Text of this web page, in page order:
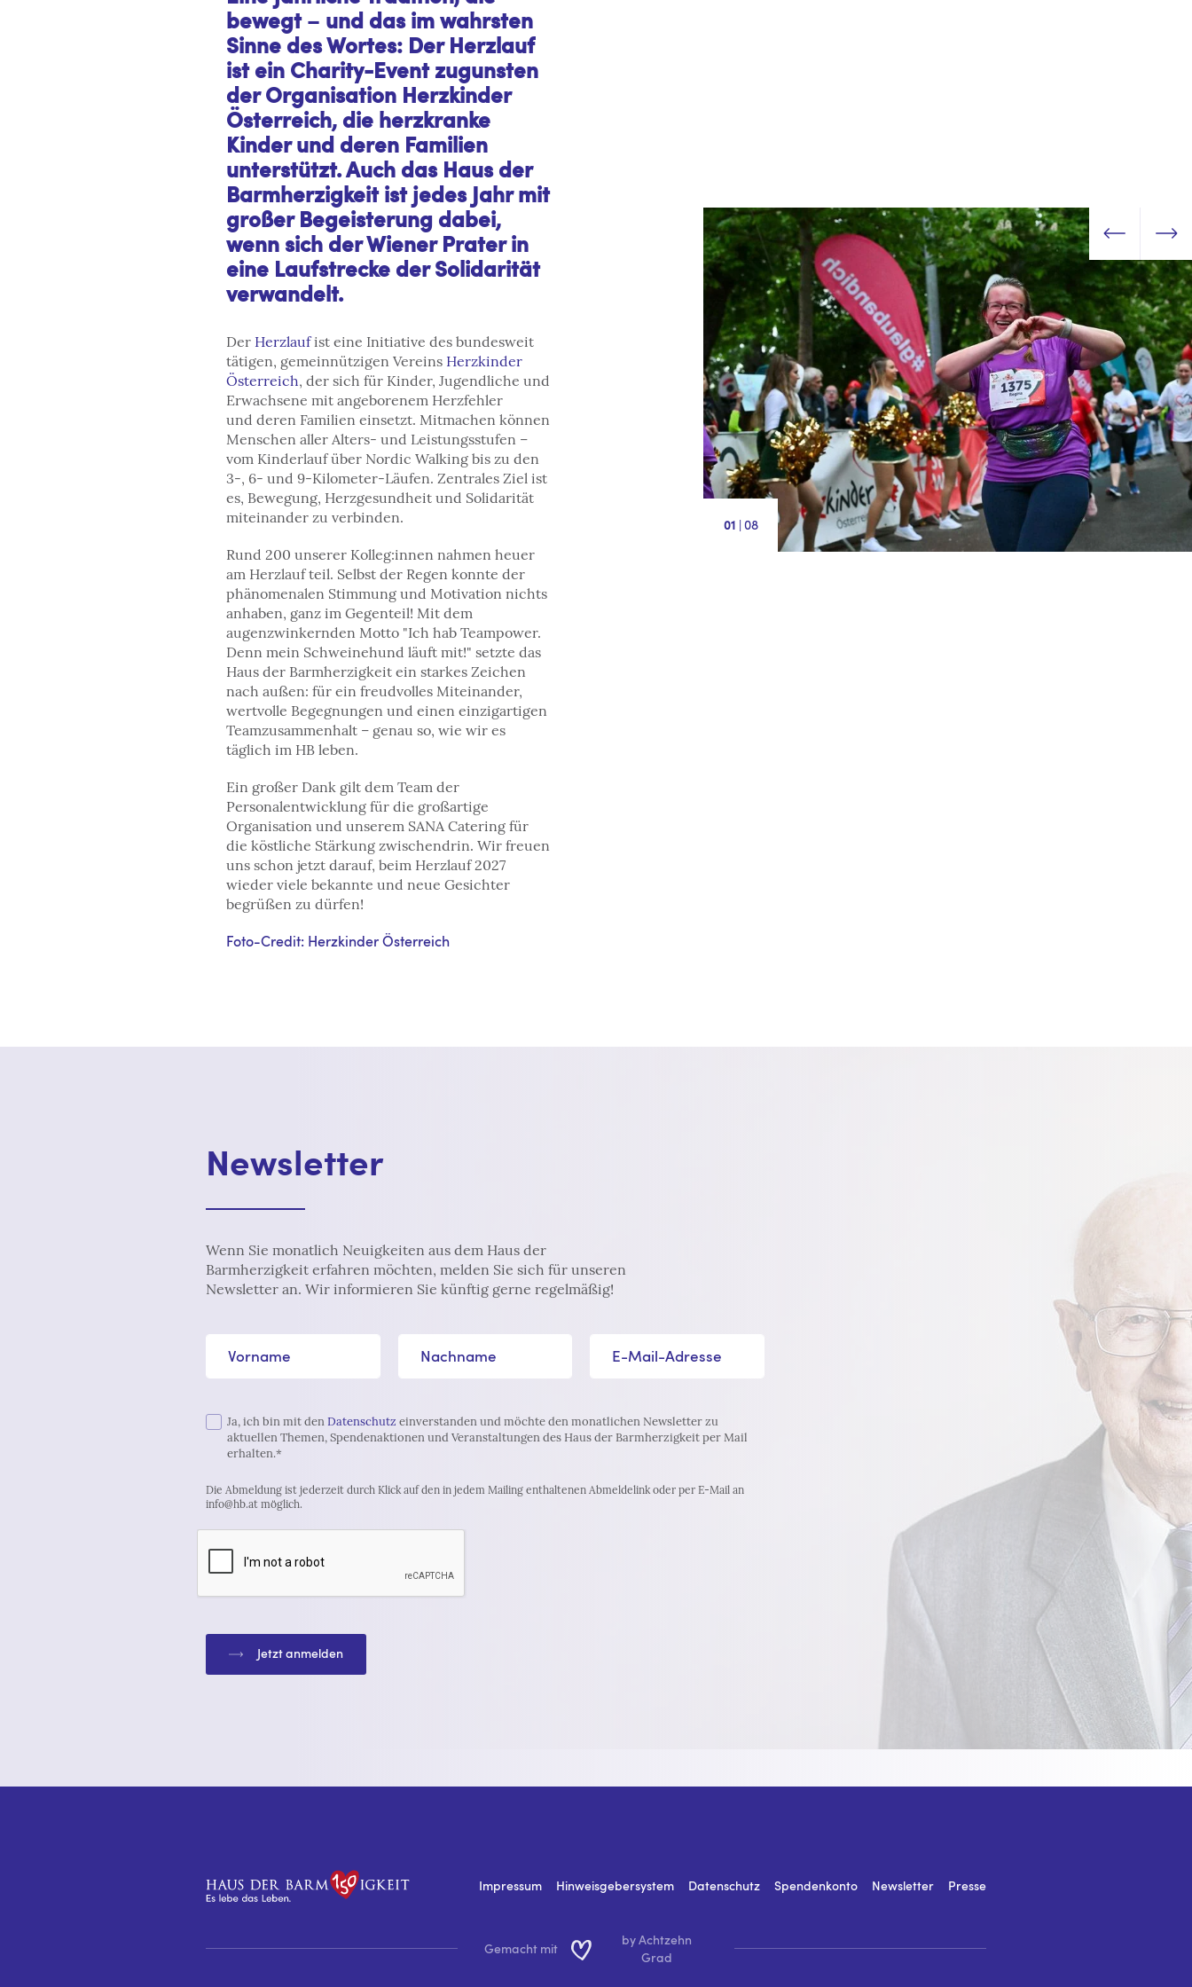
bewegt – und das im wahrsten
Sinne des Wortes: Der Herzlauf
ist ein Charity-Event zugunsten
der Organisation Herzkinder
Österreich, die herzkranke
Kinder und deren Familien
unterstützt. Auch das Haus der
Barmherzigkeit ist jedes Jahr mit
großer Begeisterung dabei,
wenn sich der Wiener Prater in
eine Laufstrecke der Solidarität
verwandelt.
Der Herzlaufist eine Initiative des bundesweit
tätigen, gemeinnützigen Vereins Herzkinder
Österreich, der sich für Kinder, Jugendliche und
Erwachsene mit angeborenem Herzfehler
und deren Familien einsetzt. Mitmachen können
Menschen aller Alters- und Leistungsstufen –
vom Kinderlauf über Nordic Walking bis zu den
3‑, 6‑ und 9‑Kilometer‑Läufen. Zentrales Ziel ist
es, Bewegung, Herzgesundheit und Solidarität
miteinander zu verbinden.
Rund 200 unserer Kolleg:innen nahmen heuer
am Herzlauf teil. Selbst der Regen konnte der
phänomenalen Stimmung und Motivation nichts
anhaben, ganz im Gegenteil! Mit dem
augenzwinkernden Motto "Ich hab Teampower.
Denn mein Schweinehund läuft mit!" setzte das
Haus der Barmherzigkeit ein starkes Zeichen
nach außen: für ein freudvolles Miteinander,
wertvolle Begegnungen und einen einzigartigen
Teamzusammenhalt – genau so, wie wir es
täglich im HB leben.
Ein großer Dank gilt dem Team der
Personalentwicklung für die großartige
Organisation und unserem SANA Catering für
die köstliche Stärkung zwischendrin. Wir freuen
uns schon jetzt darauf, beim Herzlauf 2027
wieder viele bekannte und neue Gesichter
begrüßen zu dürfen!
Foto-Credit: Herzkinder Österreich
1 | 8
Newsletter
Wenn Sie monatlich Neuigkeiten aus dem Haus der
Barmherzigkeit erfahren möchten, melden Sie sich für unseren
Newsletter an. Wir informieren Sie künftig gerne regelmäßig!
Ja, ich bin mit denDatenschutz einverstanden und möchte den monatlichen Newsletter zu
aktuellen Themen, Spendenaktionen und Veranstaltungen des Haus der Barmherzigkeit per Mail
erhalten.*
Die Abmeldung ist jederzeit durch Klick auf den in jedem Mailing enthaltenen Abmeldelink oder per E-Mail an
info@hb.at möglich.
Jetzt anmelden
Impressum Hinweisgebersystem Datenschutz Spendenkonto Newsletter Presse
Gemacht mit
by Achtzehn
Grad